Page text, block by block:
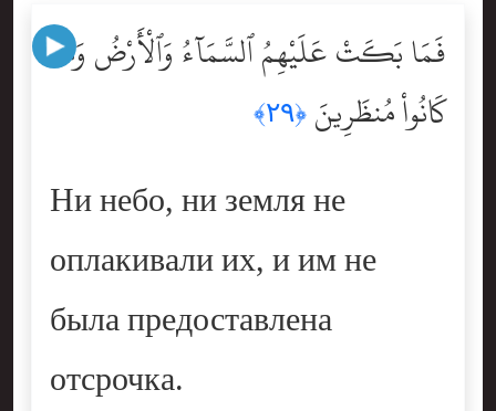
فَمَا بَكَتْ عَلَيْهِمُ ٱلسَّمَآءُ وَٱلْأَرْضُ وَمَا
كَانُواْ مُنظَرِينَ ﴿٢٩﴾
Ни небо, ни земля не
оплакивали их, и им не
была предоставлена
отсрочка.